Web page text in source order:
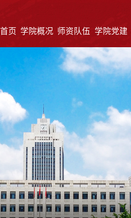
首页 学院概况 师资队伍 学院党建